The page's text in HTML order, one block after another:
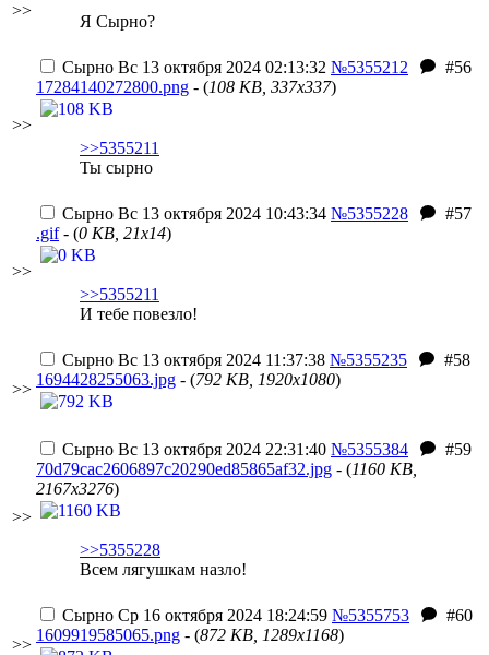
>>
Я Сырно?
>>
Сырно Вс 13 октября 2024 02:13:32 №5355212
#56
17284140272800.png - (108 KB, 337x337)
>>5355211
Ты сырно
>>
Сырно Вс 13 октября 2024 10:43:34 №5355228
#57
.gif- (0 KB, 21x14)
>>5355211
И тебе повезло!
>>
Сырно Вс 13 октября 2024 11:37:38 №5355235
#58
1694428255063.jpg - (792 KB, 1920x1080)
>>
Сырно Вс 13 октября 2024 22:31:40 №5355384
#59
70d79cac2606897c20290ed85865af32.jpg - (1160 KB,
2167x3276)
>>5355228
Всем лягушкам назло!
>>
Сырно Ср 16 октября 2024 18:24:59 №5355753
#60
1609919585065.png - (872 KB, 1289x1168)